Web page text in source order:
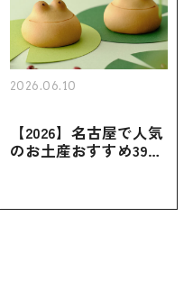
2026.06.10
【2026】名古屋で人気
のお土産おすすめ39選
お土産・ばらまき用ま